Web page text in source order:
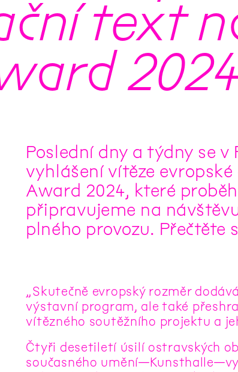
text
Poslední dny a týdny se v
vyhlášení vítěze
Award 2024, které
připravujeme na
plného provozu. Přečtěte
„Skutečně evropský rozměr
výstavní program, ale také
vítězného soutěžního projektu a
Čtyři desetiletí úsilí ostravských
současného